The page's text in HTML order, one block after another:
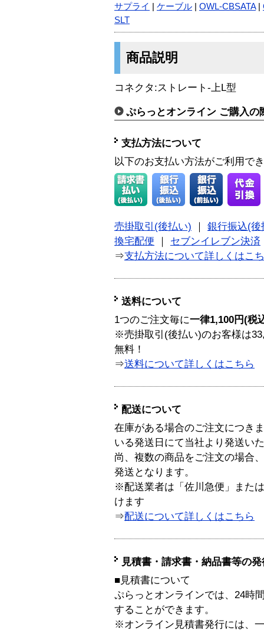
サプライ ケーブル OWL-CBSATA|
SLT
商品説明
コネクタ:ストレート-上L型
ぷらっとオンライン ご購入の
支払方法について
以下のお支払い方法がご利用で
売掛取引(後払い)
銀行振込(後
換宅配便
セブンイレブン決済
⇒支払方法について詳しくはこ
送料について
1つのご注文毎に一律1,100円(税
※売掛取引(後払い)のお客様は
無料！
⇒送料について詳しくはこちら
配送について
在庫がある場合のご注文につき
いる発送日にて当社より発送い
尚、複数の商品をご注文の場合
発送となります。
※配送業者は「佐川急便」また
けます
⇒配送について詳しくはこちら
見積書・請求書・納品書等の
■見積書について
ぷらっとオンラインでは、24時
することができます。
※オンライン見積書発行には、